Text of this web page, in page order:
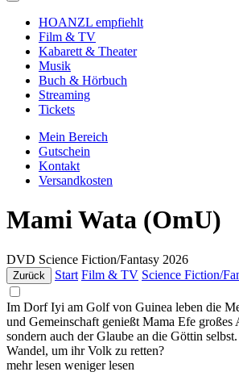
HOANZL empfiehlt
Film & TV
Kabarett & Theater
Musik
Buch & Hörbuch
Streaming
Tickets
Mein Bereich
Gutschein
Kontakt
Versandkosten
Mami Wata (OmU)
DVD Science Fiction/Fantasy 2026
Zurück Start Film & TV Science Fiction/
Im Dorf Iyi am Golf von Guinea leben die
und Gemeinschaft genießt Mama Efe
sondern auch der Glaube an die Göttin
Wandel, um ihr Volk zu retten?
mehr lesen weniger lesen